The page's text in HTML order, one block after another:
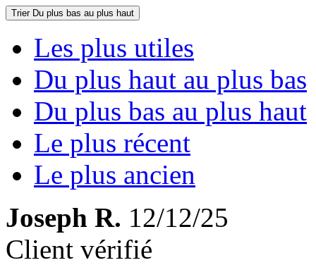
Trier Du plus bas au plus haut
Les plus utiles
Du plus haut au plus bas
Du plus bas au plus haut
Le plus récent
Le plus ancien
Joseph R. 12/12/25
Client vérifié